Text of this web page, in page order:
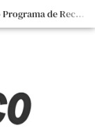
📣📣 A Prefeitura de Itapoá lança o Programa de Recuperação Fiscal (REFIS).
📢 Empreendedor do turismo, esta oportunidade é para você! Itapoá – SC.